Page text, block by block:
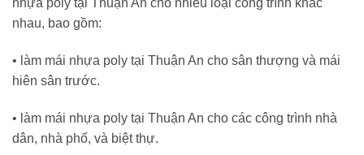
nhựa poly tại Thuận An cho nhiều loại công trình khác
nhau, bao gồm:
• làm mái nhựa poly tại Thuận An cho sân thượng và mái
hiên sân trước.
• làm mái nhựa poly tại Thuận An cho các công trình nhà
dân, nhà phố, và biệt thự.